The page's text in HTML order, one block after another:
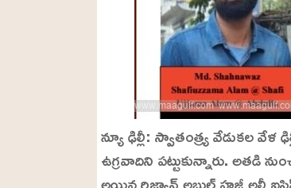
న్యూ ఢిల్లీ: స్వాతంత్ర్య వేడుకల
ఉగ్రవాదిని పట్టుకున్నారు. అతడి